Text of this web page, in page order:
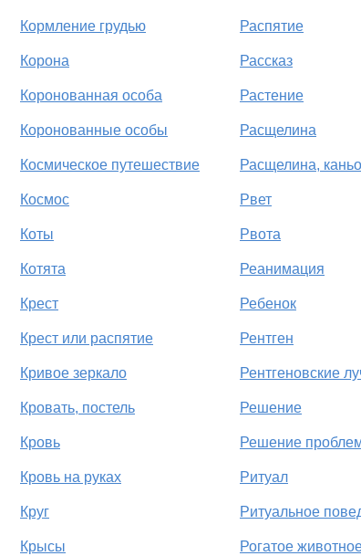
Кормление грудью Распятие
Корона Рассказ
Коронованная особа Растение
Коронованные особы Расщелина
Космическое путешествие Расщелина,
Космос Рвет
Коты Рвота
Котята Реанимация
Крест Ребенок
Крест или распятие Рентген
Кривое зеркало Рентгеновские
Кровать, постель Решение
Кровь Решение
Кровь на руках Ритуал
Круг Ритуальное
Крысы Рогатое